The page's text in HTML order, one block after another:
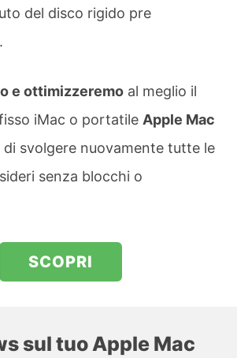
del disco rigido pre
e ottimizzeremo al meglio il
iMac o portatile Apple Mac
svolgere nuovamente tutte le
senza blocchi o
SCOPRI
sul tuo Apple Mac